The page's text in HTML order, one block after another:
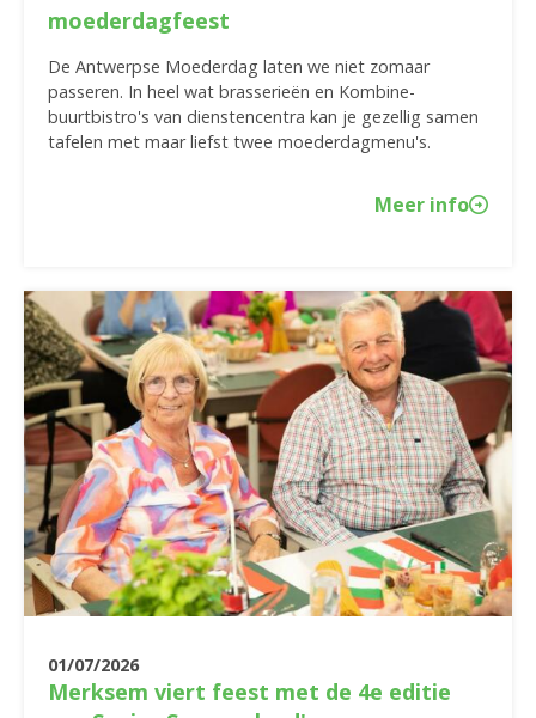
moederdagfeest
De Antwerpse Moederdag laten we niet zomaar
passeren. In heel wat brasserieën en Kombine-
buurtbistro's van dienstencentra kan je gezellig samen
tafelen met maar liefst twee moederdagmenu's.
Meer info
01/07/2026
Merksem viert feest met de 4e editie